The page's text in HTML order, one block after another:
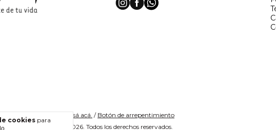
cookies para
Para reclamos ingresá acá. / Botón de arrepentimiento
Casablanca - 2026. Todos los derechos reservados.